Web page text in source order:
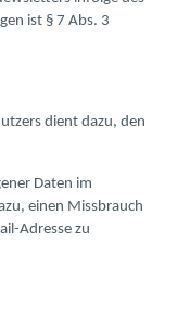
ist § 7 Abs. 3
dient dazu, den
Daten im
einen Missbrauch
Adresse zu